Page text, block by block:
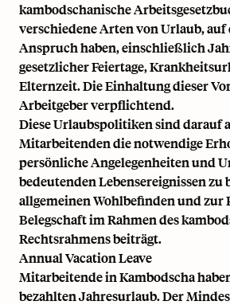
kambodschanische
verschiedene Arten von Urlaub,
Anspruch haben, einschließlich
gesetzlicher Feiertage,
Elternzeit. Die Einhaltung dieser
Arbeitgeber verpflichtend.
Diese Urlaubspolitiken sind darauf
Mitarbeitenden die notwendige
persönliche Angelegenheiten und
bedeutenden Lebensereignissen zu
allgemeinen Wohlbefinden und
Belegschaft im Rahmen des
Rechtsrahmens beiträgt.
Annual Vacation Leave
Mitarbeitende in Kambodscha
bezahlten Jahresurlaub. Der